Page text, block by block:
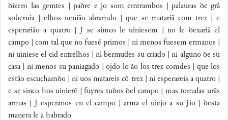
ꝺizem las gemtes | paꝺre e jo som emtrambos | palauras ꝺe grã
soberuia | elhos uenião abramdo | que se matariã com trez | e
esperarião a quatro | J se simco le uiniesem | no le ꝺexariã el
campo | com tal que no fuesẽ primos | ni menos fuesem ermanos |
ni uiniese el cid entrelhos | ni bermudes su criado | ni alguno ꝺe su
casa | ni menos su paniagado | ojdo lo ão los trez comdes | que los
estão escuchamꝺo | ni uos matareis cõ trez | ni esperareis a quatro |
e se sinco hos uinierẽ | fuyres tuꝺos ꝺel campo | mas tomalas urãs
armas | J esperanos en el campo | arma el uiejo a su Jio | ꝺesta
manera le a habrado